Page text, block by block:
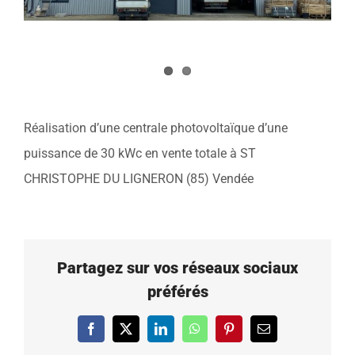
Réalisation d’une centrale photovoltaïque d’une
puissance de 30 kWc en vente totale à ST
CHRISTOPHE DU LIGNERON (85) Vendée
Partagez sur vos réseaux sociaux
préférés
Facebook
X LinkedInWhatsAppPinterestEmail